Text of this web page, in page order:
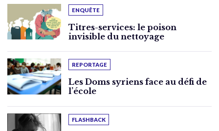
ENQUÊTE
Titres-services: le poison
invisible du nettoyage
REPORTAGE
Les Doms syriens face au défi de
l’école
FLASHBACK